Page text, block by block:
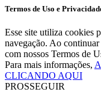
Termos de Uso e
Esse site utiliza cookies
navegação. Ao
com nossos Termos de
Para mais informações,
CLICANDO AQUI
PROSSEGUIR